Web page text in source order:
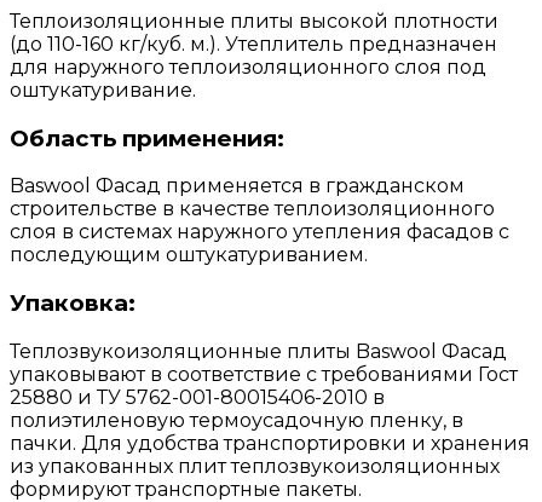
Теплоизоляционные плиты высокой плотности
(до 110-160 кг/куб. м.). Утеплитель предназначен
для наружного теплоизоляционного слоя под
оштукатуривание.
Область применения:
Baswool Фасад применяется в гражданском
строительстве в качестве теплоизоляционного
слоя в системах наружного утепления фасадов с
последующим оштукатуриванием.
Упаковка:
Теплозвукоизоляционные плиты Baswool Фасад
упаковывают в соответствие с требованиями Гост
25880 и ТУ 5762-001-80015406-2010 в
полиэтиленовую термоусадочную пленку, в
пачки. Для удобства транспортировки и хранения
из упакованных плит теплозвукоизоляционных
формируют транспортные пакеты.